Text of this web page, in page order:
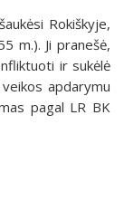
Rokiškyje,
m.). Ji pranešė,
ir sukėlė
apdarymu
pagal LR BK